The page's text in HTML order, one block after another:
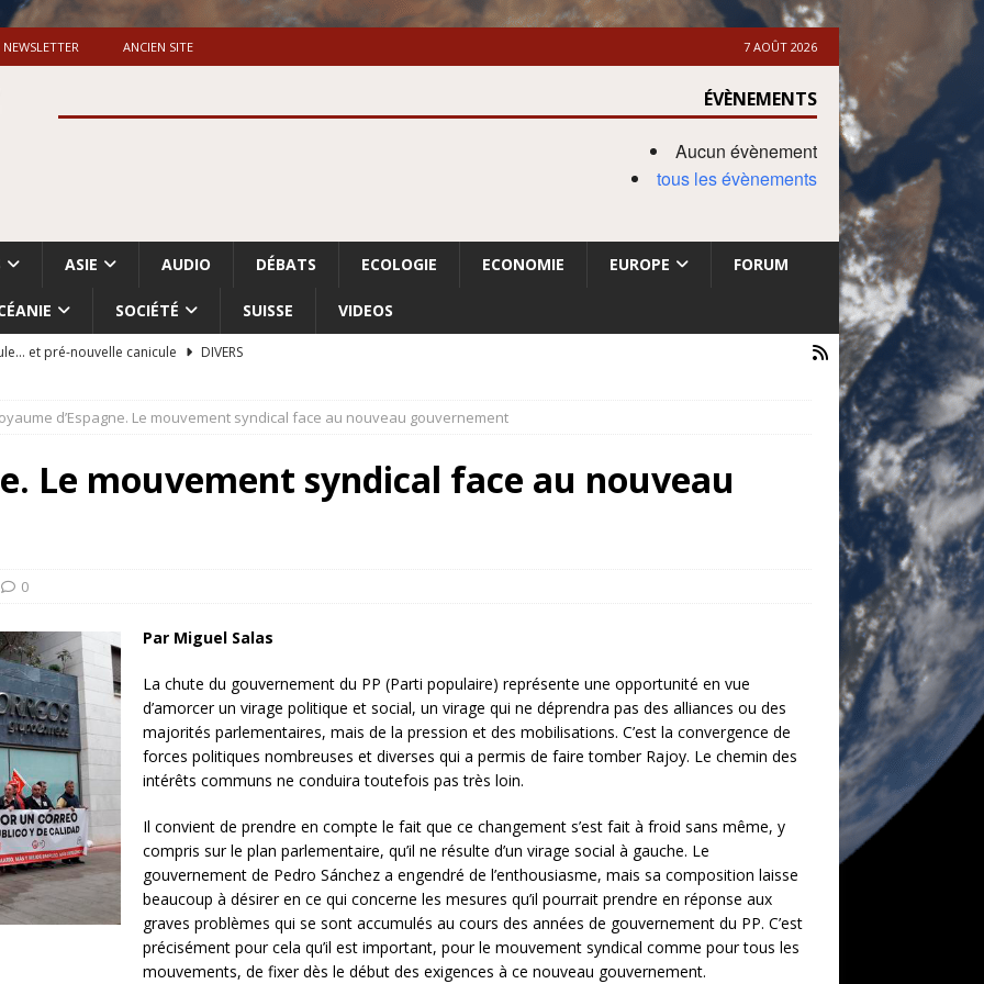
NEWSLETTER ANCIEN SITE 7 AOÛT 2026
ÉVÈNEMENTS
Aucun évènement
tous les évènements
ASIE AUDIO DÉBATS ECOLOGIE ECONOMIE EUROPE FORUM
SOCIÉTÉ SUISSE VIDEOS
et pré-nouvelle canicule
DIVERS
du nettoyage ethnique en Cisjordanie et à Gaza
ISRAËL
sur la “fraude électorale” était une blague de mauvais
militaire
d’Espagne. Le mouvement syndical face au nouveau gouvernement
Le mouvement syndical face au nouveau
0
Par Miguel Salas
La chute du gouvernement du PP (Parti populaire) représente une opportunité en vue
d’amorcer un virage politique et social, un virage qui ne déprendra pas des alliances ou des
majorités parlementaires, mais de la pression et des mobilisations. C’est la convergence de
forces politiques nombreuses et diverses qui a permis de faire tomber Rajoy. Le chemin des
intérêts communs ne conduira toutefois pas très loin.
Il convient de prendre en compte le fait que ce changement s’est fait à froid sans même, y
compris sur le plan parlementaire, qu’il ne résulte d’un virage social à gauche. Le
gouvernement de Pedro Sánchez a engendré de l’enthousiasme, mais sa composition laisse
beaucoup à désirer en ce qui concerne les mesures qu’il pourrait prendre en réponse aux
graves problèmes qui se sont accumulés au cours des années de gouvernement du PP. C’est
précisément pour cela qu’il est important, pour le mouvement syndical comme pour tous les
mouvements, de fixer dès le début des exigences à ce nouveau gouvernement.